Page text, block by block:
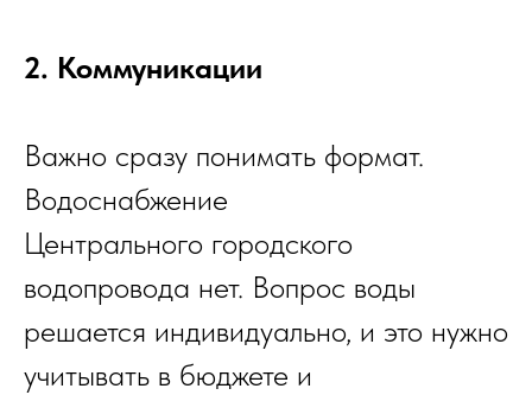
2. Коммуникации
Важно сразу понимать формат.
Водоснабжение
Центрального городского
водопровода нет. Вопрос воды
решается индивидуально, и это нужно
учитывать в бюджете и